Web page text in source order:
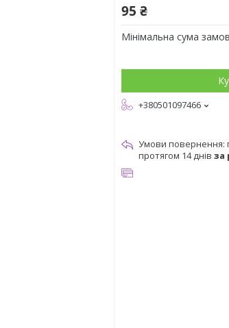
95 ₴
Мінімальна сума
+380501097466
протягом 14 днів за